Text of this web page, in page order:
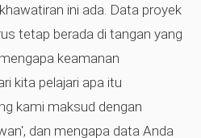
ini ada. Data proyek
tetap berada di tangan yang
keamanan
kita pelajari apa itu
kami maksud dengan
dan mengapa data Anda